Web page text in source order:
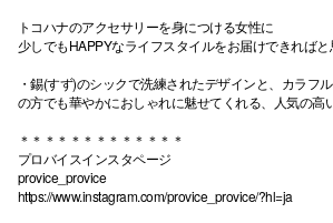
トコハナのアクセサリーを身につける女性に
少しでもHAPPYなライフスタイルをお届けできればと
・錫(すず)のシックで洗練されたデザインと、カラフ
の方でも華やかにおしゃれに魅せてくれる、人気の高
＊＊＊＊＊＊＊＊＊＊＊＊＊
プロバイスインスタページ
provice_provice
https://www.instagram.com/provice_provice/?hl=ja